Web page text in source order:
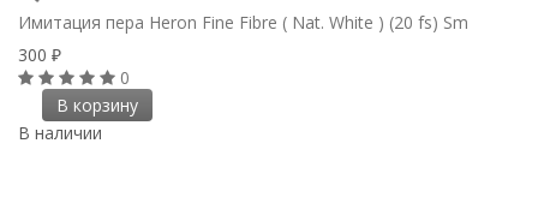
Имитация пера Heron Fine Fibre ( Nat. White ) (20 fs) Sm
300 ₽
0
В корзину
В наличии